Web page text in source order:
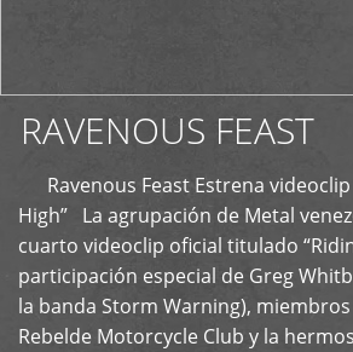
RAVENOUS FEAST
Ravenous Feast Estrena videoclip
High” La agrupación de Metal
cuarto videoclip oficial titulado
participación especial de Greg
la banda Storm Warning),
Rebelde Motorcycle Club y la